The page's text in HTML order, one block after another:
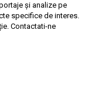
și analize pe
specifice de interes.
Contactati-ne